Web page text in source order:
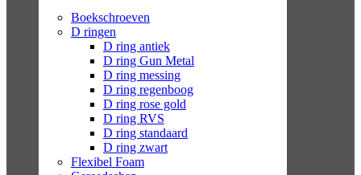
Boekschroeven
D ringen
D ring antiek
D ring Gun Metal
D ring messing
D ring regenboog
D ring rose gold
D ring RVS
D ring standaard
D ring zwart
Flexibel Foam